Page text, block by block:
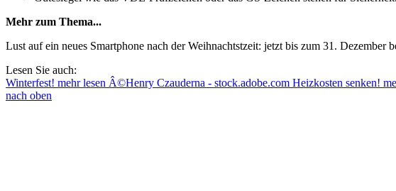
Mehr zum Thema...
Lust auf ein neues Smartphone nach der Weihnachtstzeit: jetzt bis zum 31. Dezember
Lesen Sie auch:
Winterfest! mehr lesen Â©Henry Czauderna - stock.adobe.com Heizkosten senken!
nach oben